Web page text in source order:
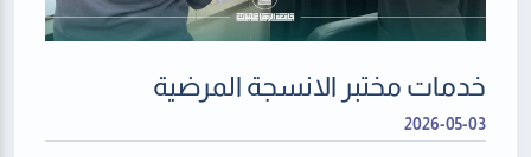
خدمات مختبر الانسجة المرضية
2026-05-03